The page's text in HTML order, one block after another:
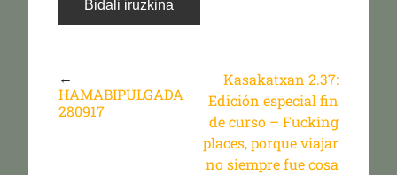
←
HAMABIPULGADA
280917
Kasakatxan 2.37:
Edición especial fin
de curso – Fucking
places, porque viajar
no siempre fue cosa